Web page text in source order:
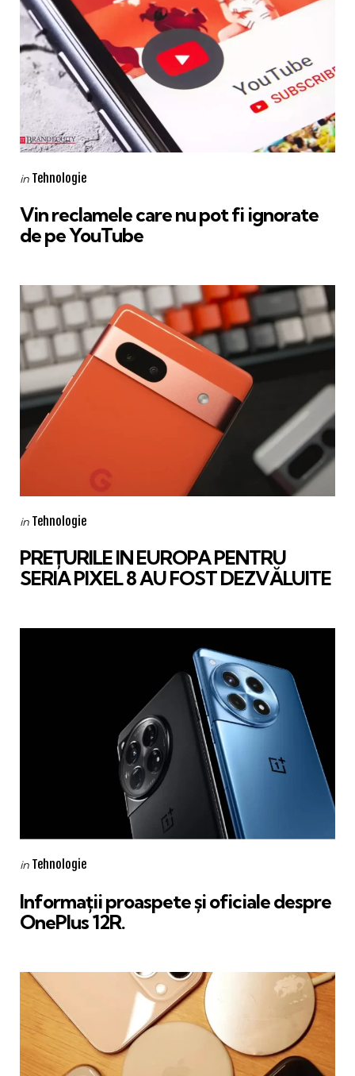
Categories
Posted
in Tehnologie
Vin reclamele care nu pot fi ignorate
de pe YouTube
Categories
Posted
in Tehnologie
PREȚURILE IN EUROPA PENTRU
SERIA PIXEL 8 AU FOST DEZVĂLUITE
Categories
Posted
in Tehnologie
Informații proaspete și oficiale despre
OnePlus 12R.